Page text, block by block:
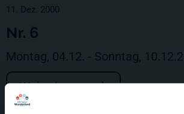
11. Dez. 2000
Nr. 6
Montag, 04.12. - Sonntag,
Weiterlesen